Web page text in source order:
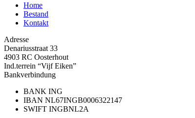
Home
Bestand
Kontakt
Adresse
Denariusstraat 33
4903 RC Oosterhout
Ind.terrein “Vijf Eiken”
Bankverbindung
BANK ING
IBAN NL67INGB0006322147
SWIFT INGBNL2A